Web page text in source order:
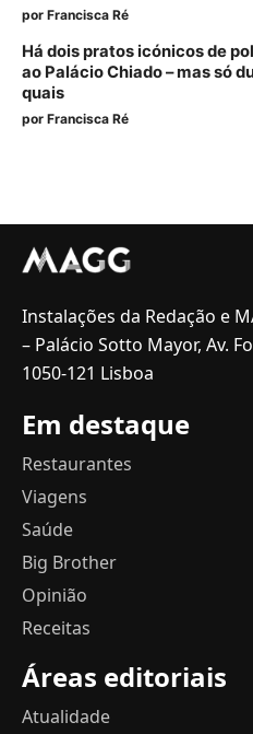
por Francisca Ré
Há dois pratos icónicos de
ao Palácio Chiado – mas só
quais
por Francisca Ré
Instalações da Redação e
– Palácio Sotto Mayor, Av.
1050-121 Lisboa
Em destaque
Restaurantes
Viagens
Saúde
Big Brother
Opinião
Receitas
Áreas editoriais
Atualidade